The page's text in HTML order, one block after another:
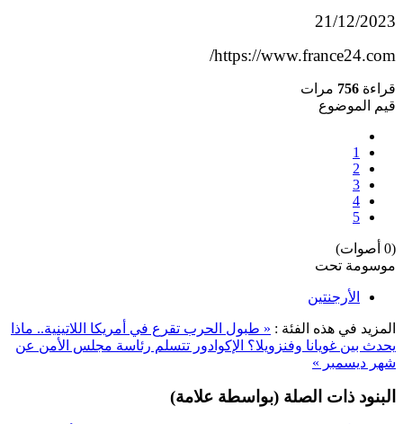
21/12/2023
https://www.france24.com/
قراءة 756 مرات
قيم الموضوع
1
2
3
4
5
(0 أصوات)
موسومة تحت
الأرجنتين
المزيد في هذه الفئة : « طبول الحرب تقرع في أمريكا اللاتينية.. ماذا
يحدث بين غويانا وفنزويلا؟ الإكوادور تتسلم رئاسة مجلس الأمن عن
شهر ديسمبر »
البنود ذات الصلة (بواسطة علامة)